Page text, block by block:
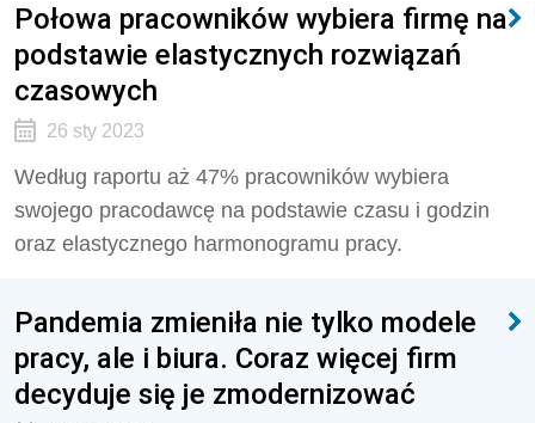
Połowa pracowników wybiera firmę na
podstawie elastycznych rozwiązań
czasowych
26 sty 2023
Według raportu aż 47% pracowników wybiera
swojego pracodawcę na podstawie czasu i godzin
oraz elastycznego harmonogramu pracy.
Pandemia zmieniła nie tylko modele
pracy, ale i biura. Coraz więcej firm
decyduje się je zmodernizować